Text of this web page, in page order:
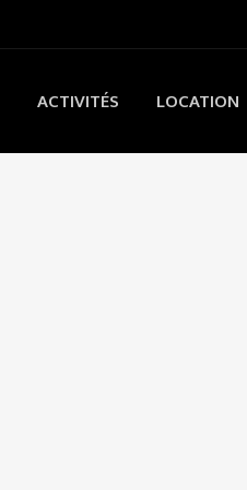
ACTIVITÉS LOCATION